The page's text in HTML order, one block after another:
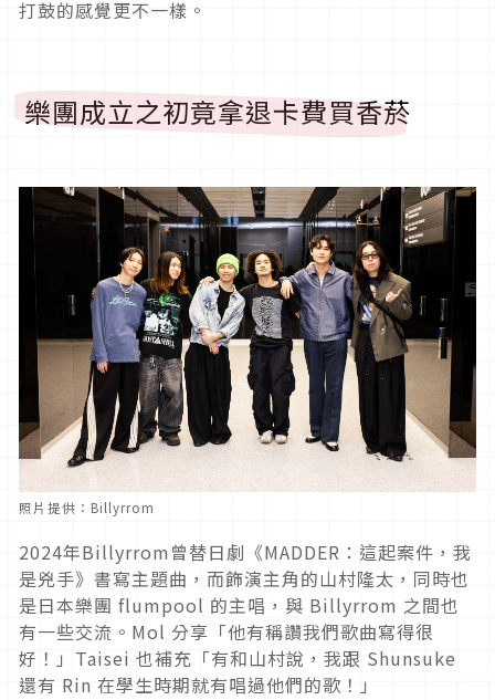
打鼓的感覺更不一樣。
樂團成立之初竟拿退卡費買香菸
照片提供：Billyrrom
2024年Billyrrom曾替日劇《MADDER：這起案件，我
是兇手》書寫主題曲，而飾演主角的山村隆太，同時也
是日本樂團 flumpool 的主唱，與 Billyrrom 之間也
有一些交流。Mol 分享「他有稱讚我們歌曲寫得很
好！」Taisei 也補充「有和山村說，我跟 Shunsuke
還有 Rin 在學生時期就有唱過他們的歌！」